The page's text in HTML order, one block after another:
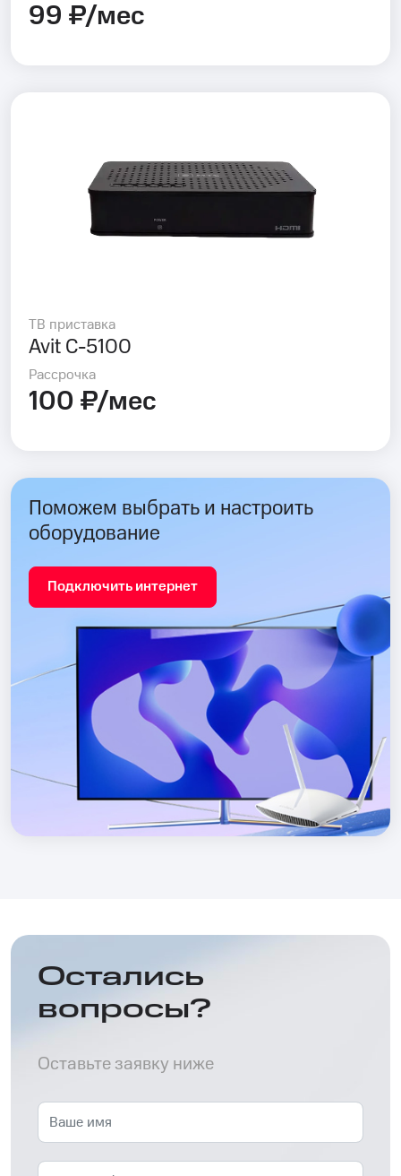
99 ₽/мес
ТВ приставка
Avit C-5100
Рассрочка
100 ₽/мес
Поможем выбрать и настроить
оборудование
Подключить интернет
Остались
вопросы?
Оставьте заявку ниже